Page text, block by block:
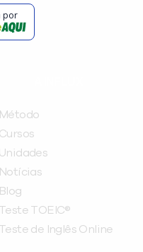
por
Método
Cursos
Unidades
Notícias
Blog
Teste TOEIC®
Teste de Inglês Online